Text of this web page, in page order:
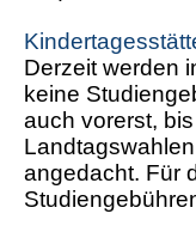
Derzeit werden
keine
auch vorerst,
angedacht. Für